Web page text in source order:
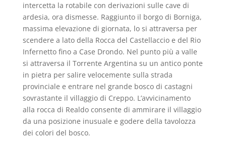
intercetta la rotabile con derivazioni sulle cave di
ardesia, ora dismesse. Raggiunto il borgo di Borniga,
massima elevazione di giornata, lo si attraversa per
scendere a lato della Rocca del Castellaccio e del Rio
Infernetto fino a Case Drondo. Nel punto più a valle
si attraversa il Torrente Argentina su un antico ponte
in pietra per salire velocemente sulla strada
provinciale e entrare nel grande bosco di castagni
sovrastante il villaggio di Creppo. L’avvicinamento
alla rocca di Realdo consente di ammirare il villaggio
da una posizione inusuale e godere della tavolozza
dei colori del bosco.